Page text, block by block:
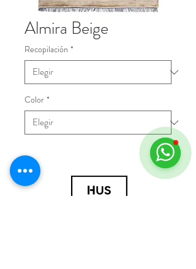
Almira Beige
Recopilación *
Color *